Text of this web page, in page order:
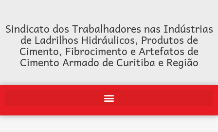
Sindicato dos Trabalhadores nas Indústrias
de Ladrilhos Hidráulicos, Produtos de
Cimento, Fibrocimento e Artefatos de
Cimento Armado de Curitiba e Região